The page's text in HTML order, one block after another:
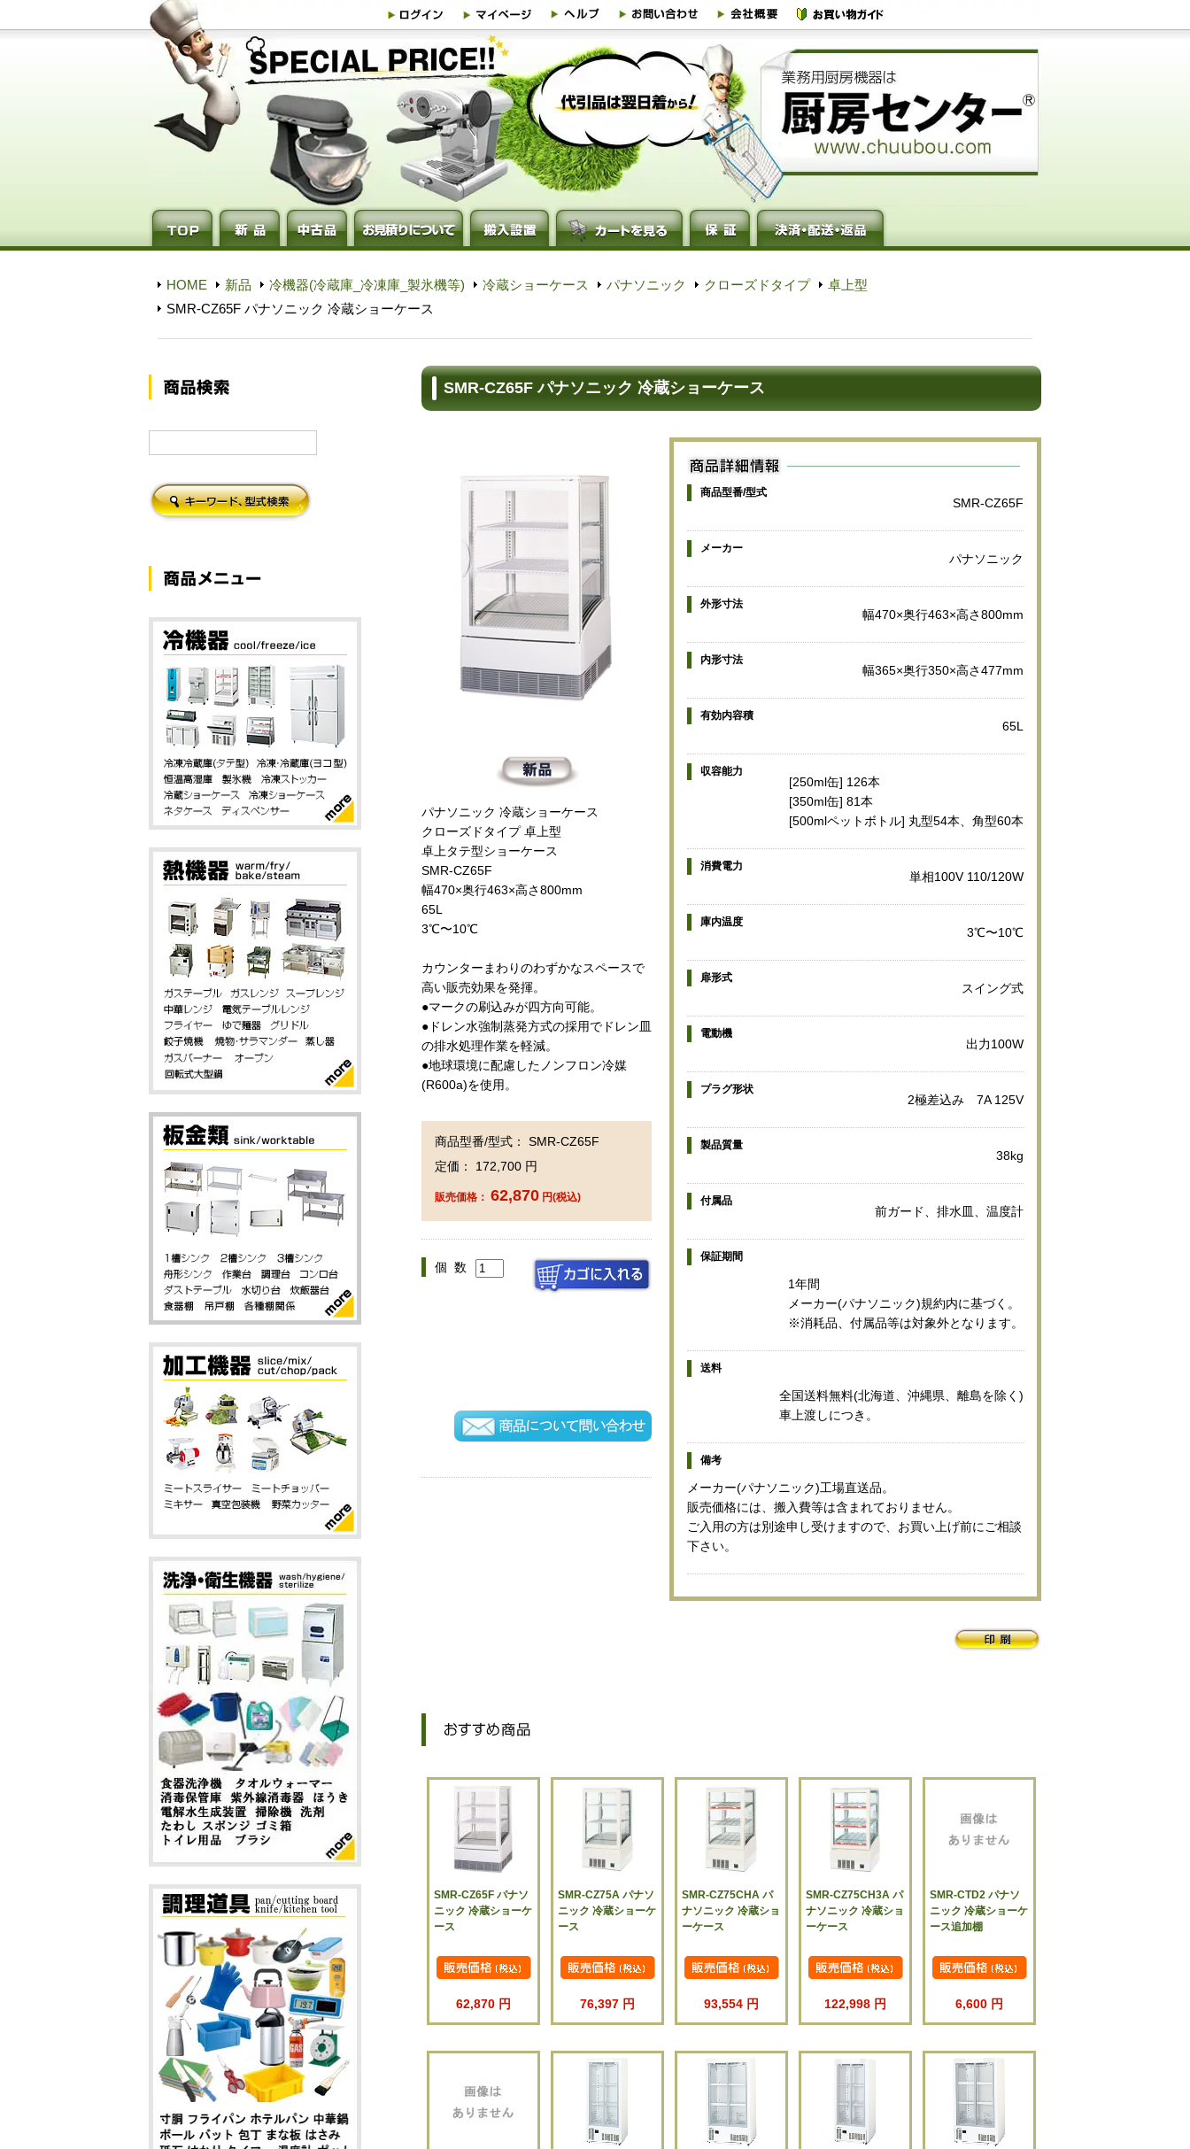
HOME 新品 冷機器(冷蔵庫_冷凍庫_製氷機等) 冷蔵ショーケース パナソニック クローズドタイプ
卓上型
SMR-CZ65F パナソニック 冷蔵ショーケース
SMR-CZ65F パナソニック 冷蔵ショーケース
パナソニック 冷蔵ショーケース
クローズドタイプ 卓上型
卓上タテ型ショーケース
SMR-CZ65F
幅470×奥行463×高さ800mm
65L
3℃〜10℃
カウンターまわりのわずかなスペースで
高い販売効果を発揮。
●マークの刷込みが四方向可能。
●ドレン水強制蒸発方式の採用でドレン皿
の排水処理作業を軽減。
●地球環境に配慮したノンフロン冷媒
(R600a)を使用。
商品型番/型式： SMR-CZ65F
定価： 172,700 円
販売価格： 62,870 円(税込)
個 数
商品型番/型式
SMR-CZ65F
メーカー
パナソニック
外形寸法
幅470×奥行463×高さ800mm
内形寸法
幅365×奥行350×高さ477mm
有効内容積
65L
収容能力
[250ml缶] 126本
[350ml缶] 81本
[500mlペットボトル] 丸型54本、角型60本
消費電力
単相100V 110/120W
庫内温度
3℃〜10℃
扉形式
スイング式
電動機
出力100W
プラグ形状
2極差込み 7A 125V
製品質量
38kg
付属品
前ガード、排水皿、温度計
保証期間
1年間
メーカー(パナソニック)規約内に基づく。
※消耗品、付属品等は対象外となります。
送料
全国送料無料(北海道、沖縄県、離島を除く)
車上渡しにつき。
備考
メーカー(パナソニック)工場直送品。
販売価格には、搬入費等は含まれておりません。
ご入用の方は別途申し受けますので、お買い上げ前にご相談
下さい。
SMR-CZ65F パナソ
ニック 冷蔵ショーケ
ース
62,870 円
SMR-CZ75A パナソ
ニック 冷蔵ショーケ
ース
76,397 円
SMR-CZ75CHA パ
ナソニック 冷蔵ショ
ーケース
93,554 円
SMR-CZ75CH3A パ
ナソニック 冷蔵ショ
ーケース
122,998 円
SMR-CTD2 パナソ
ニック 冷蔵ショーケ
ース追加棚
6,600 円